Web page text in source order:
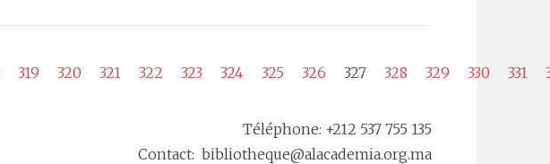
319 320 321 322 323 324 325 326 327 328 329 330 331
Téléphone: +212 537 755 135
Contact: bibliotheque@alacademia.org.ma